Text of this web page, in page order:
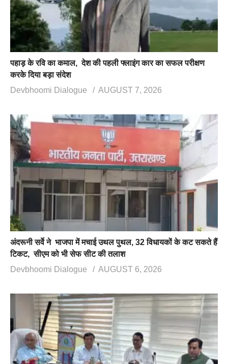
पहाड़ के रवि का कमाल, देश की पहली फ्लाइंग कार का सफल परीक्षण
करके दिया बड़ा संदेश
Devbhoomi Dialogue
AUGUST 7, 2026
अंदरूनी सर्वे ने भाजपा में मचाई उथल पुथल, 32 विधायकों के कट सकते हैं
टिकट, सीएम को भी सेफ सीट की तलाश
Devbhoomi Dialogue
AUGUST 6, 2026